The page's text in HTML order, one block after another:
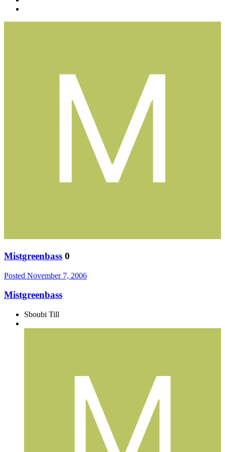
Mistgreenbass 0
Posted November 7, 2006
Mistgreenbass
Sboubi Till